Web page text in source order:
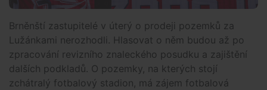
Brněnští zastupitelé v úterý o prodeji pozemků za
Lužánkami nerozhodli. Hlasovat o něm budou až po
zpracování revizního znaleckého posudku a zajištění
dalších podkladů. O pozemky, na kterých stojí
zchátralý fotbalový stadion, má zájem fotbalová